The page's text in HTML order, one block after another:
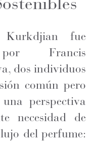
Kurkdjian fue
Francis
dos individuos
común pero
perspectiva
necesidad de
del perfume: